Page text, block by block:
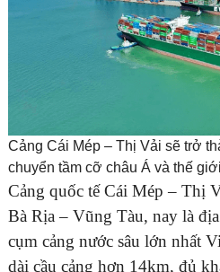
Cảng Cái Mép – Thị Vải sẽ trở
chuyển tầm cỡ châu Á và thế
Cảng quốc tế Cái Mép – Thị
Bà Rịa – Vũng Tàu, nay là
cụm cảng nước sâu lớn nhất
dài cầu cảng hơn 14km, đủ